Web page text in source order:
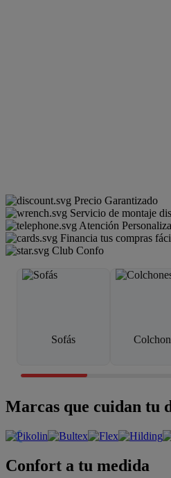
Precio Garantizado
Servicio de montaje
Atención
Financia tus compras
Club Confo
Sofás
Marcas que cuidan tu
Confort a tu medida